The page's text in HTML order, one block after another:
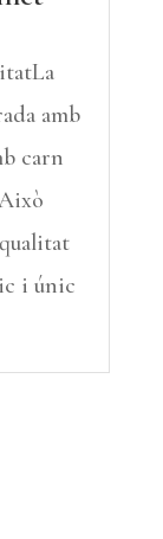
amb
carn
i únic